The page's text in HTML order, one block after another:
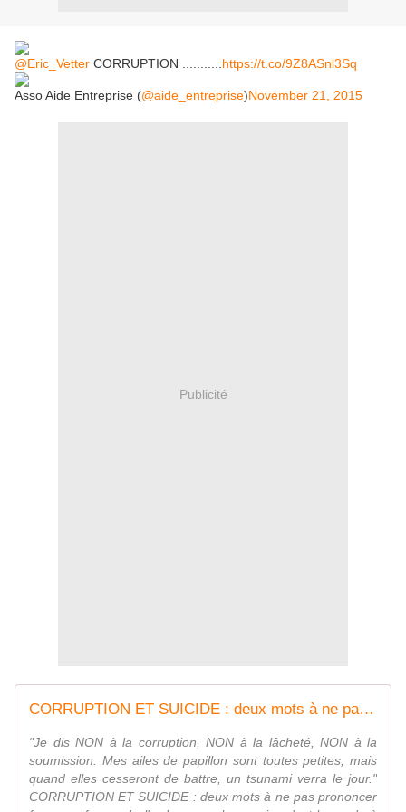
@Eric_Vetter CORRUPTION ........... https://t.co/9Z8ASnl3Sq
Asso Aide Entreprise (@aide_entreprise)November 21, 2015
Publicité
CORRUPTION ET SUICIDE : deux mots à ne pas prononcer face aux forces de l'ordre.
"Je dis NON à la corruption, NON à la lâcheté, NON à la
soumission. Mes ailes de papillon sont toutes petites, mais
quand elles cesseront de battre, un tsunami verra le jour."
CORRUPTION ET SUICIDE : deux mots à ne pas prononcer